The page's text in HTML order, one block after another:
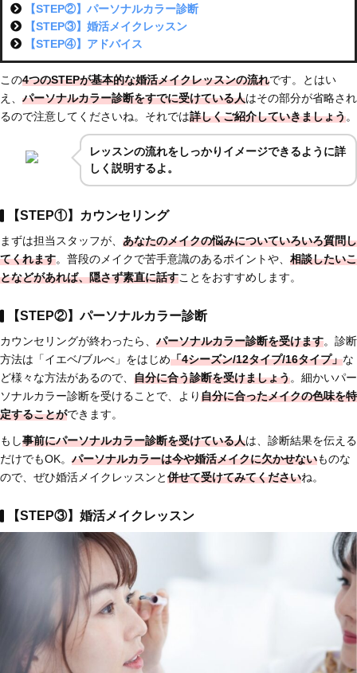
【STEP②】パーソナルカラー診断
【STEP③】婚活メイクレッスン
【STEP④】アドバイス
この4つのSTEPが基本的な婚活メイクレッスンの流れです。とはい
え、 パーソナルカラー診断をすでに受けている人はその部分が省略され
るので注意してくださいね。それでは詳しくご紹介していきましょう。
レッスンの流れをしっかりイメージできるように詳
しく説明するよ。
【STEP①】カウンセリング
まずは担当スタッフが、 あなたのメイクの悩みについていろいろ質問し
てくれます。普段のメイクで苦手意識のあるポイントや、 相談したいこ
となどがあれば、隠さず素直に話すことをおすすめします。
【STEP②】パーソナルカラー診断
カウンセリングが終わったら、 パーソナルカラー診断を受けます。診断
方法は「イエベ/ブルべ」をはじめ「4シーズン/12タイプ/16タイプ」な
ど様々な方法があるので、 自分に合う診断を受けましょう。細かいパー
ソナルカラー診断を受けることで、より自分に合ったメイクの色味を特
定することができます。
もし事前にパーソナルカラー診断を受けている人は、診断結果を伝える
だけでもOK。 パーソナルカラーは今や婚活メイクに欠かせないものな
ので、ぜひ婚活メイクレッスンと併せて受けてみてくださいね。
【STEP③】婚活メイクレッスン